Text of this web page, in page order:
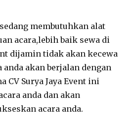
membutuhkan alat
acara,lebih baik sewa di
dijamin tidak akan kecewa
anda akan berjalan dengan
CV Surya Jaya Event ini
anda dan akan
acara anda.